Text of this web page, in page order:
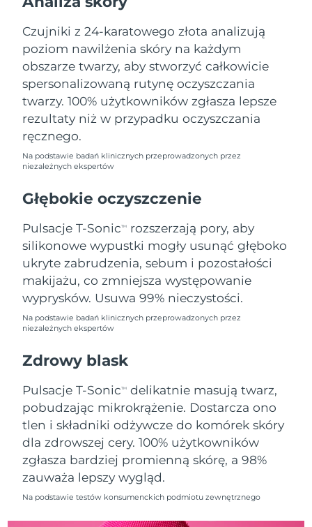
Czujniki z 24-karatowego złota analizują
poziom nawilżenia skóry na każdym
obszarze twarzy, aby stworzyć całkowicie
spersonalizowaną rutynę oczyszczania
twarzy. 100% użytkowników zgłasza lepsze
rezultaty niż w przypadku oczyszczania
ręcznego.
Na podstawie badań klinicznych przeprowadzonych przez
niezależnych ekspertów
Głębokie oczyszczenie
Pulsacje T-SonicTM
rozszerzają pory, aby
silikonowe wypustki mogły usunąć głęboko
ukryte zabrudzenia, sebum i pozostałości
makijażu, co zmniejsza występowanie
wyprysków. Usuwa 99% nieczystości.
Na podstawie badań klinicznych przeprowadzonych przez
niezależnych ekspertów
Zdrowy blask
Pulsacje T-SonicTM
delikatnie masują twarz,
pobudzając mikrokrążenie. Dostarcza ono
tlen i składniki odżywcze do komórek skóry
dla zdrowszej cery. 100% użytkowników
zgłasza bardziej promienną skórę, a 98%
zauważa lepszy wygląd.
Na podstawie testów konsumenckich podmiotu zewnętrznego
Liban
Litwa
Oczekiwany czas dostawy
8/11/26
Luksemburg
Oczekiwany czas dostawy
8/11/26
SRA Makau (Chiny)
Malta
Meksyk
Oczekiwany czas dostawy
8/15/26
Monako
Oczekiwany czas dostawy
Nowa Zelandia
Oczekiwany czas dostawy
8/11/26
Norwegia
Oczekiwany czas dostawy
Oman
Oczekiwany czas dostawy
8/14/26